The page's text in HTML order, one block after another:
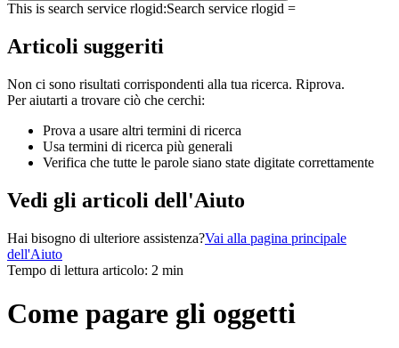
This is search service rlogid:Search service rlogid =
Articoli suggeriti
Non ci sono risultati corrispondenti alla tua ricerca. Riprova.
Per aiutarti a trovare ciò che cerchi:
Prova a usare altri termini di ricerca
Usa termini di ricerca più generali
Verifica che tutte le parole siano state digitate correttamente
Vedi gli articoli dell'Aiuto
Hai bisogno di ulteriore assistenza?Vai alla pagina principale
dell'Aiuto
Tempo di lettura articolo: 2 min
Come pagare gli oggetti